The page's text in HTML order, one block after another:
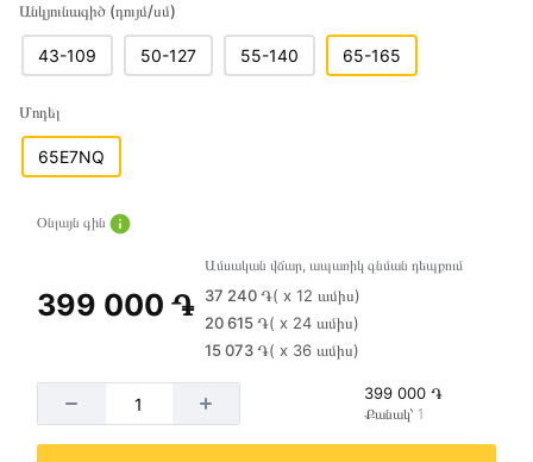
Անկյունագիծ (դույմ/սմ)
43-109 50-127 55-140 65-165
Մոդել
65E7NQ
Օնլայն գին
399 000 ֏
Ամսական վճար, ապառիկ գնման դեպքում
37 240 ֏( x 12 ամիս)
20 615 ֏( x 24 ամիս)
15 073 ֏( x 36 ամիս)
399 000 ֏
Քանակ՝ 1